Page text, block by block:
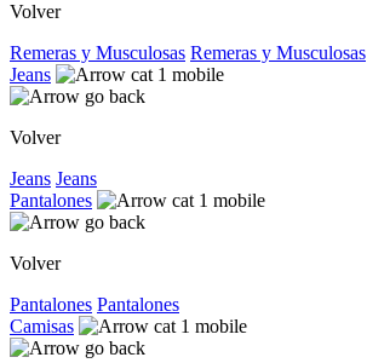
Volver
Remeras y Musculosas Remeras y Musculosas
Jeans
Volver
Jeans Jeans
Pantalones
Volver
Pantalones Pantalones
Camisas